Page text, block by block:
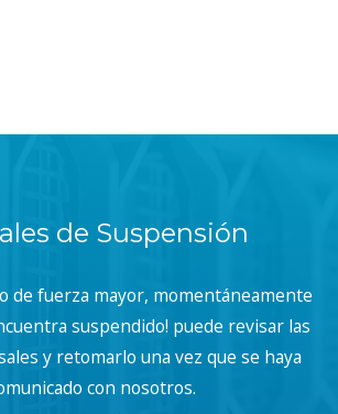
de Suspensión
de fuerza mayor, momentáneamente
suspendido! puede revisar las
y retomarlo una vez que se haya
con nosotros.